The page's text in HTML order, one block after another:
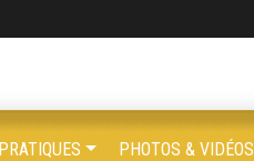
PHOTOS & VIDÉOS